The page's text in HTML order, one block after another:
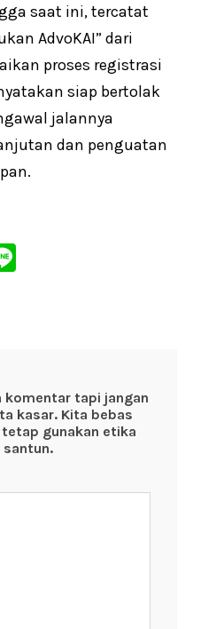
saat ini, tercatat
AdvoKAI” dari
proses registrasi
siap bertolak
jalannya
dan penguatan
komentar tapi jangan
kasar. Kita bebas
gunakan etika
santun.